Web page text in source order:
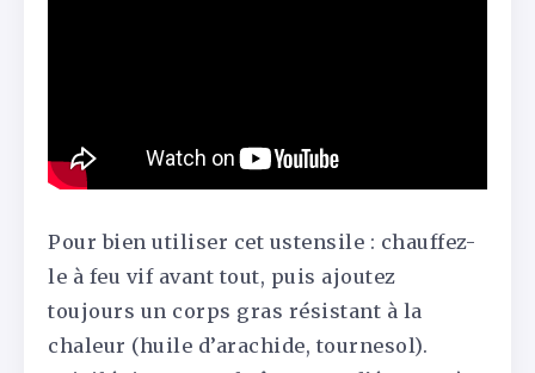
Pour bien utiliser cet ustensile : chauffez-
le à feu vif avant tout, puis ajoutez
toujours un corps gras résistant à la
chaleur (huile d’arachide, tournesol).